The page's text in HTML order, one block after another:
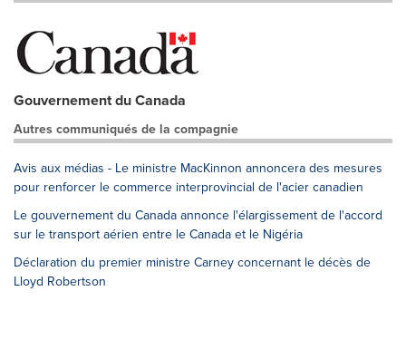
Gouvernement du Canada
Autres communiqués de la compagnie
Avis aux médias - Le ministre MacKinnon annoncera des mesures
pour renforcer le commerce interprovincial de l'acier canadien
Le gouvernement du Canada annonce l'élargissement de l'accord
sur le transport aérien entre le Canada et le Nigéria
Déclaration du premier ministre Carney concernant le décès de
Lloyd Robertson